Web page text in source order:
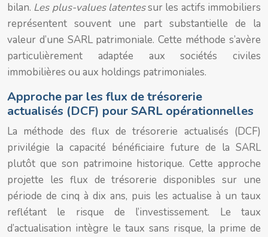
bilan. Les plus-values latentessur les actifs immobiliers
représentent souvent une part substantielle de la
valeur d’une SARL patrimoniale. Cette méthode s’avère
particulièrement adaptée aux sociétés civiles
immobilières ou aux holdings patrimoniales.
Approche par les flux de trésorerie
actualisés (DCF) pour SARL opérationnelles
La méthode des flux de trésorerie actualisés (DCF)
privilégie la capacité bénéficiaire future de la SARL
plutôt que son patrimoine historique. Cette approche
projette les flux de trésorerie disponibles sur une
période de cinq à dix ans, puis les actualise à un taux
reflétant le risque de l’investissement. Le taux
d’actualisation intègre le taux sans risque, la prime de